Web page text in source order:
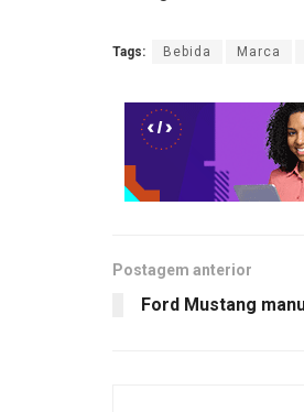
Tags: Bebida Marca
Postagem anterior
Ford Mustang